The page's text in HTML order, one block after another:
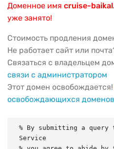
Доменное имя cruise-
уже занято!
Стоимость продления
Не работает сайт или
Связаться с владельцем
связи с администратором
Этот домен освобождается!
освобождающихся доменов
% By submitting a query
Service